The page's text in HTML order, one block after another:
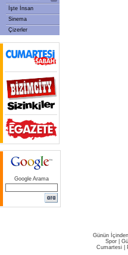
İşte İnsan
Sinema
Çizerler
Google Arama
Günün İçinden
Spor
Cumartesi